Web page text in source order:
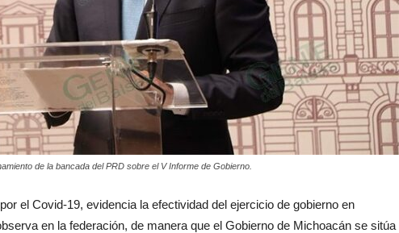
de la bancada del PRD sobre el V Informe de Gobierno.
el Covid-19, evidencia la efectividad del ejercicio de gobierno en
en la federación, de manera que el Gobierno de Michoacán se sitúa